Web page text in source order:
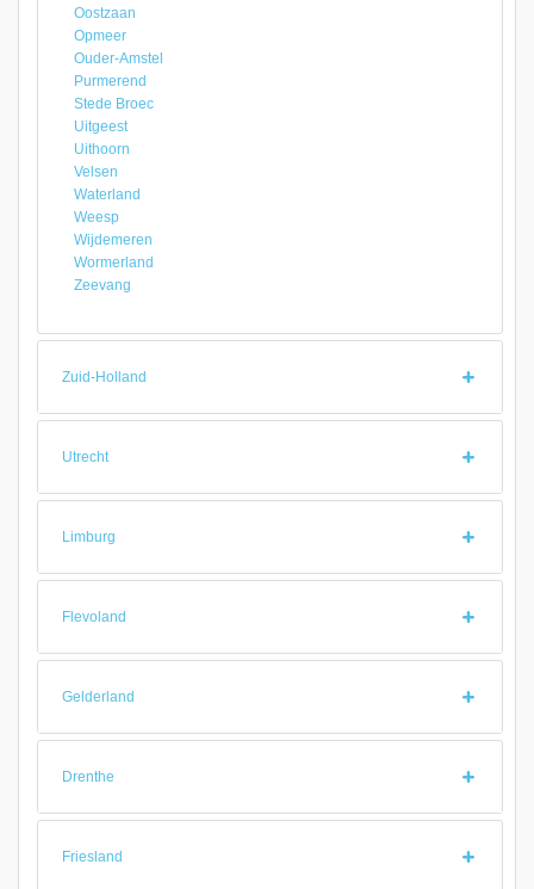
Oostzaan
Opmeer
Ouder-Amstel
Purmerend
Stede Broec
Uitgeest
Uithoorn
Velsen
Waterland
Weesp
Wijdemeren
Wormerland
Zeevang
Zuid-Holland
Utrecht
Limburg
Flevoland
Gelderland
Drenthe
Friesland